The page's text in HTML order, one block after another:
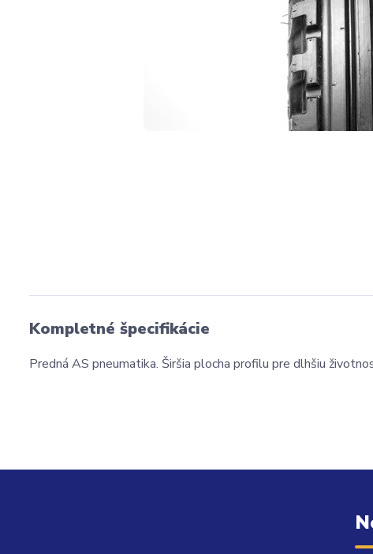
Kompletné špecifikácie
Predná AS pneumatika. Širšia plocha profilu pre dlhšiu